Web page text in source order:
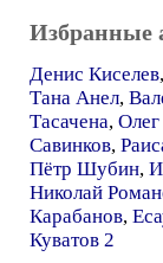
Избранные
Денис Киселев,
Тана Анел,
Тасачена,
Савинков,
Пётр Шубин,
Николай
Карабанов,
Куватов 2